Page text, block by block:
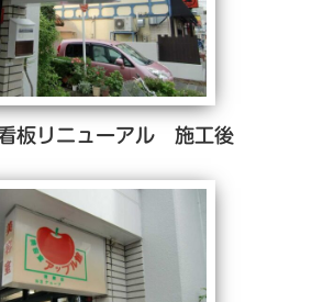
板リニューアル 施工後